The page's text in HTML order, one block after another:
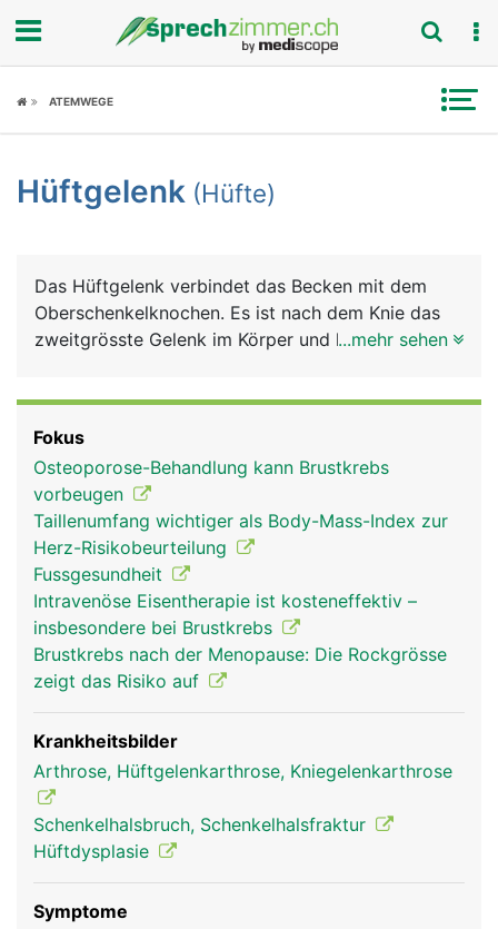
Fokus
Symptome
News
Rubriken
ATEMWEGE
Hüftgelenk (Hüfte)
Das Hüftgelenk verbindet das Becken mit dem
Oberschenkelknochen. Es ist nach dem Knie das
zweitgrösste Gelenk im Körper und hat nach der
grösste Anteil des kugelförmigen Kopfes des
Oberschenkelknochens (Hüftkopf) in der
Hüftpfanne des Beckens bewegt. Dadurch ist das
Bewegungsausmass etwas geringer als beim
Kugelgelenk der Schulter. Damit die Gelenke nicht
aufeinander reiben, sind sie mit Gelenkknorpel
bezogen und in Gelenkschmiere eingebettet. Das
Hüftgelenk wird von einer festen Gelenkkapsel
umgeben und durch kräftige Bänder und den
umliegenden Muskeln stabilisiert. Die Bewegung
des Beines wird durch das Zusammenspiel von
Gelenk, Bändern und Muskeln ermöglicht.
...mehr sehen
Fokus
Osteoporose-Behandlung kann Brustkrebs
vorbeugen
Taillenumfang wichtiger als Body-Mass-Index zur
Herz-Risikobeurteilung
Fussgesundheit
Intravenöse Eisentherapie ist kosteneffektiv –
insbesondere bei Brustkrebs
Brustkrebs nach der Menopause: Die Rockgrösse
zeigt das Risiko auf
Krankheitsbilder
Arthrose, Hüftgelenkarthrose, Kniegelenkarthrose
Schenkelhalsbruch, Schenkelhalsfraktur
Hüftdysplasie
Symptome